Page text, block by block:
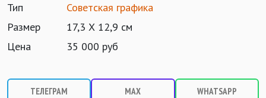
Тип
Советская графика
Размер
17,3 Х 12,9 см
Цена
35 000 руб
ТЕЛЕГРАМ MAX WHATSAPP